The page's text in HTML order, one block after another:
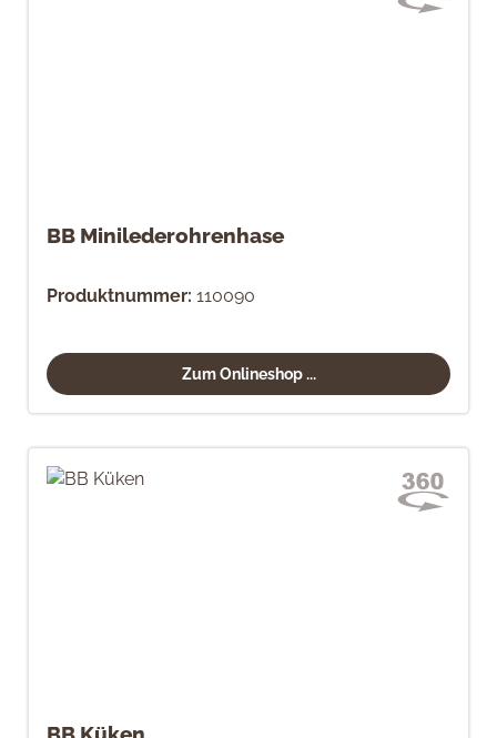
BB Minilederohrenhase
Produktnummer: 110090
Zum Onlineshop ...